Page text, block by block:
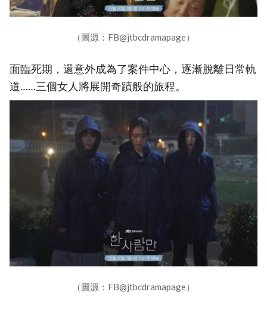
（圖源：FB@jtbcdramapage）
面臨死期，還意外成為了案件中心，逐漸脫離日常軌
道……三個女人將展開奇蹟般的旅程。
（圖源：FB@jtbcdramapage）